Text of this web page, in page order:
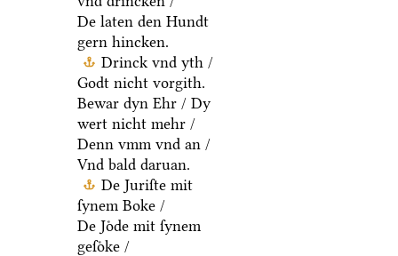
De laten den Hundt
gern hincken.
Drinck vnd yth /
Godt nicht vorgith.
Bewar dyn Ehr / Dy
wert nicht mehr /
Denn vmm vnd an /
Vnd bald daruan.
De Juriſte mit
ſynem Boke /
De Joͤde mit ſynem
geſoͤke /